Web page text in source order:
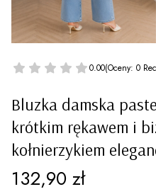
0.00(Oceny: 0
Bluzka damska
krótkim rękawem i
kołnierzykiem
Cena
132,90 zł